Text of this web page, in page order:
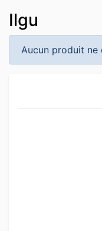
Ilgu
Aucun produit ne